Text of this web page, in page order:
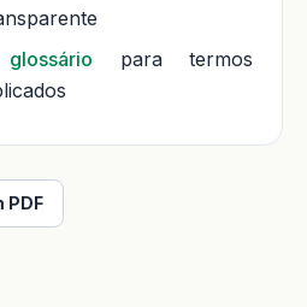
glossário para termos
PDF